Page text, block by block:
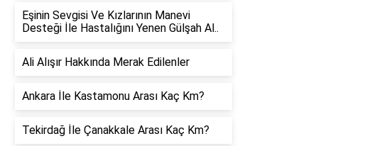
Eşinin Sevgisi Ve Kızlarının Manevi
Desteği İle Hastalığını Yenen Gülşah Al..
Ali Alışır Hakkında Merak Edilenler
Ankara İle Kastamonu Arası Kaç Km?
Tekirdağ İle Çanakkale Arası Kaç Km?